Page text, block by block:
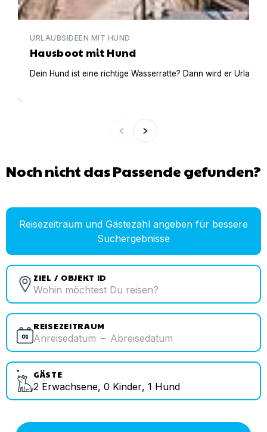
URLAUBSIDEEN MIT HUND
Hausboot mit Hund
Dein Hund ist eine richtige Wasserratte? Dann wird er
Noch nicht das Passende gefunden?
Reisezeitraum und Gästezahl angeben für bessere
Suchergebnisse
ZIEL / OBJEKT ID
REISEZEITRAUM
Anreisedatum – Abreisedatum
GÄSTE
2 Erwachsene, 0 Kinder, 1 Hund